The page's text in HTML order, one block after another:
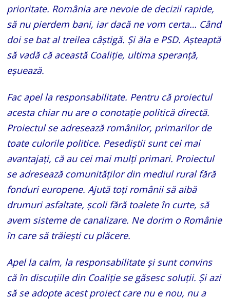
prioritate. România are nevoie de decizii rapide,
să nu pierdem bani, iar dacă ne vom certa… Când
doi se bat al treilea câștigă. Și ăla e PSD. Așteaptă
să vadă că această Coaliție, ultima speranță,
eșuează.
Fac apel la responsabilitate. Pentru că proiectul
acesta chiar nu are o conotație politică directă.
Proiectul se adresează românilor, primarilor de
toate culorile politice. Pesediștii sunt cei mai
avantajați, că au cei mai mulți primari. Proiectul
se adresează comunităților din mediul rural fără
fonduri europene. Ajută toți românii să aibă
drumuri asfaltate, școli fără toalete în curte, să
avem sisteme de canalizare. Ne dorim o Românie
în care să trăiești cu plăcere.
Apel la calm, la responsabilitate și sunt convins
că în discuțiile din Coaliție se găsesc soluții. Și azi
să se adopte acest proiect care nu e nou, nu a